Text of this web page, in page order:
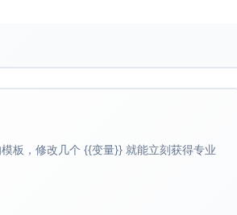
暂停或取消。
确分配金额，随时监控实际开支与预算
板，修改几个 {{变量}} 就能立刻获得专业